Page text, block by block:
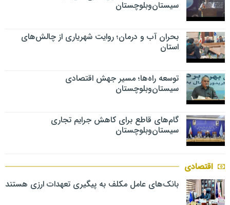
سیستان‌وبلوچستان
بحران آب و درمان؛ روایت شهریاری از چالش‌های
استان
توسعه راه‌ها؛ مسیر جهش اقتصادی
سیستان‌وبلوچستان
گام‌های قاطع برای کاهش جرایم تجاری
سیستان‌وبلوچستان
اقتصادی
بانک‌های عامل مکلف به پیگیری تعهدات ارزی هستند